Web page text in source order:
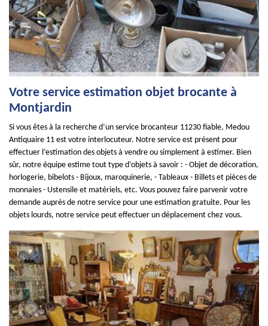
Votre service estimation objet brocante à
Montjardin
Si vous êtes à la recherche d’un service brocanteur 11230 fiable, Medou
Antiquaire 11 est votre interlocuteur. Notre service est présent pour
effectuer l’estimation des objets à vendre ou simplement à estimer. Bien
sûr, notre équipe estime tout type d’objets à savoir : - Objet de décoration,
horlogerie, bibelots - Bijoux, maroquinerie, - Tableaux - Billets et pièces de
monnaies - Ustensile et matériels, etc. Vous pouvez faire parvenir votre
demande auprès de notre service pour une estimation gratuite. Pour les
objets lourds, notre service peut effectuer un déplacement chez vous.